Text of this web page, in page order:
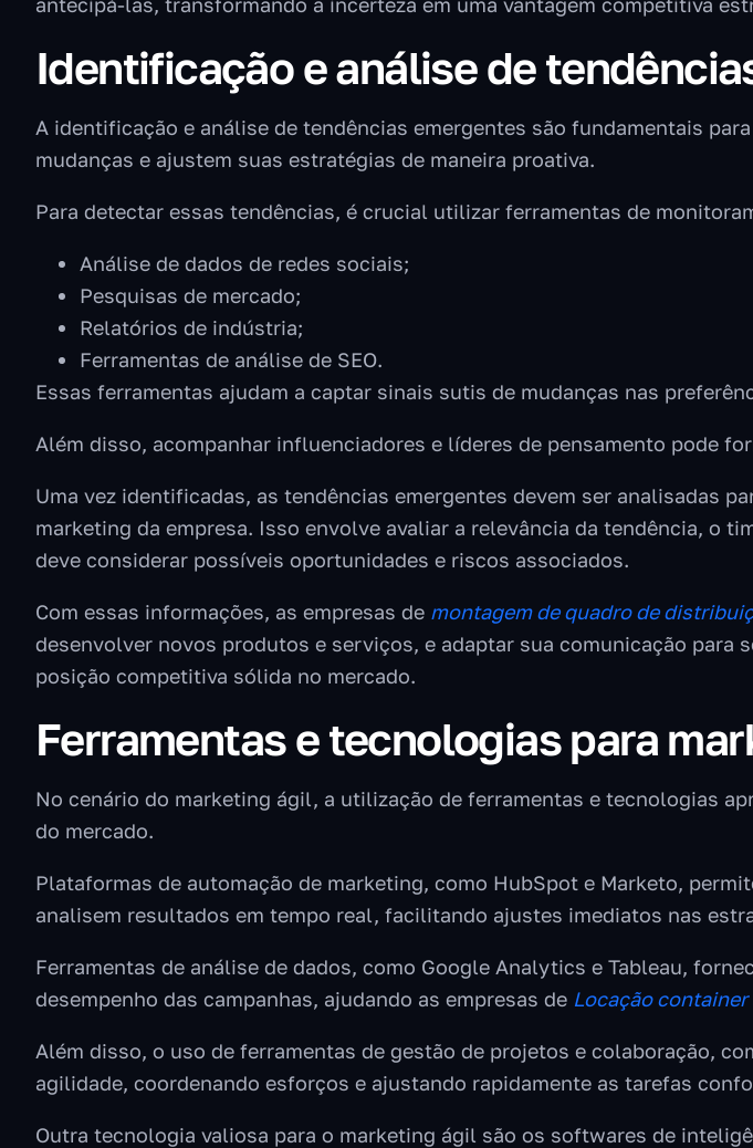
Identificação e análise de
A identificação e análise de tendências emergentes são fundamentais
mudanças e ajustem suas estratégias de maneira proativa.
Para detectar essas tendências, é crucial utilizar ferramentas de
Análise de dados de redes sociais;
Pesquisas de mercado;
Relatórios de indústria;
Ferramentas de análise de SEO.
Essas ferramentas ajudam a captar sinais sutis de mudanças nas
Além disso, acompanhar influenciadores e líderes de pensamento pode
Uma vez identificadas, as tendências emergentes devem ser analisadas
marketing da empresa. Isso envolve avaliar a relevância da tendência, o
deve considerar possíveis oportunidades e riscos associados.
Com essas informações, as empresas de montagem de quadro de
desenvolver novos produtos e serviços, e adaptar sua comunicação para
posição competitiva sólida no mercado.
Ferramentas e tecnologias para
No cenário do marketing ágil, a utilização de ferramentas e tecnologias
do mercado.
Plataformas de automação de marketing, como HubSpot e Marketo,
analisem resultados em tempo real, facilitando ajustes imediatos nas
Ferramentas de análise de dados, como Google Analytics e Tableau,
desempenho das campanhas, ajudando as empresas de Locação
Além disso, o uso de ferramentas de gestão de projetos e colaboração,
agilidade, coordenando esforços e ajustando rapidamente as tarefas
Outra tecnologia valiosa para o marketing ágil são os softwares de